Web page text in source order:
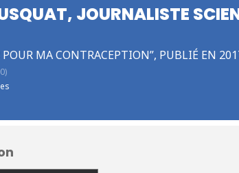
JOURNALISTE
POUR MA CONTRACEPTION”, PUBLIÉ EN